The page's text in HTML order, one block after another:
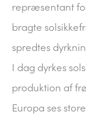
repræsentant
bragte
spredtes
I dag dyrkes
produktion af
Europa ses